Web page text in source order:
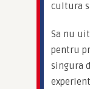
cultura
Sa nu
pentru
singura